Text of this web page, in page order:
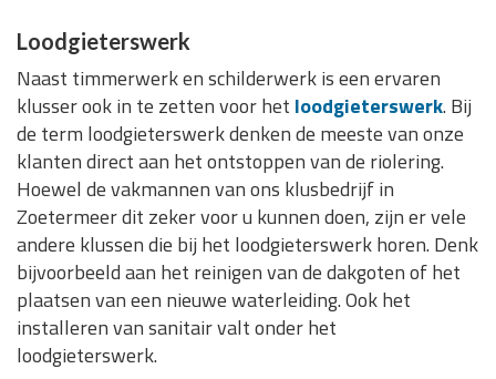
Loodgieterswerk
Naast timmerwerk en schilderwerk is een ervaren
klusser ook in te zetten voor het loodgieterswerk. Bij
de term loodgieterswerk denken de meeste van onze
klanten direct aan het ontstoppen van de riolering.
Hoewel de vakmannen van ons klusbedrijf in
Zoetermeer dit zeker voor u kunnen doen, zijn er vele
andere klussen die bij het loodgieterswerk horen. Denk
bijvoorbeeld aan het reinigen van de dakgoten of het
plaatsen van een nieuwe waterleiding. Ook het
installeren van sanitair valt onder het
loodgieterswerk.